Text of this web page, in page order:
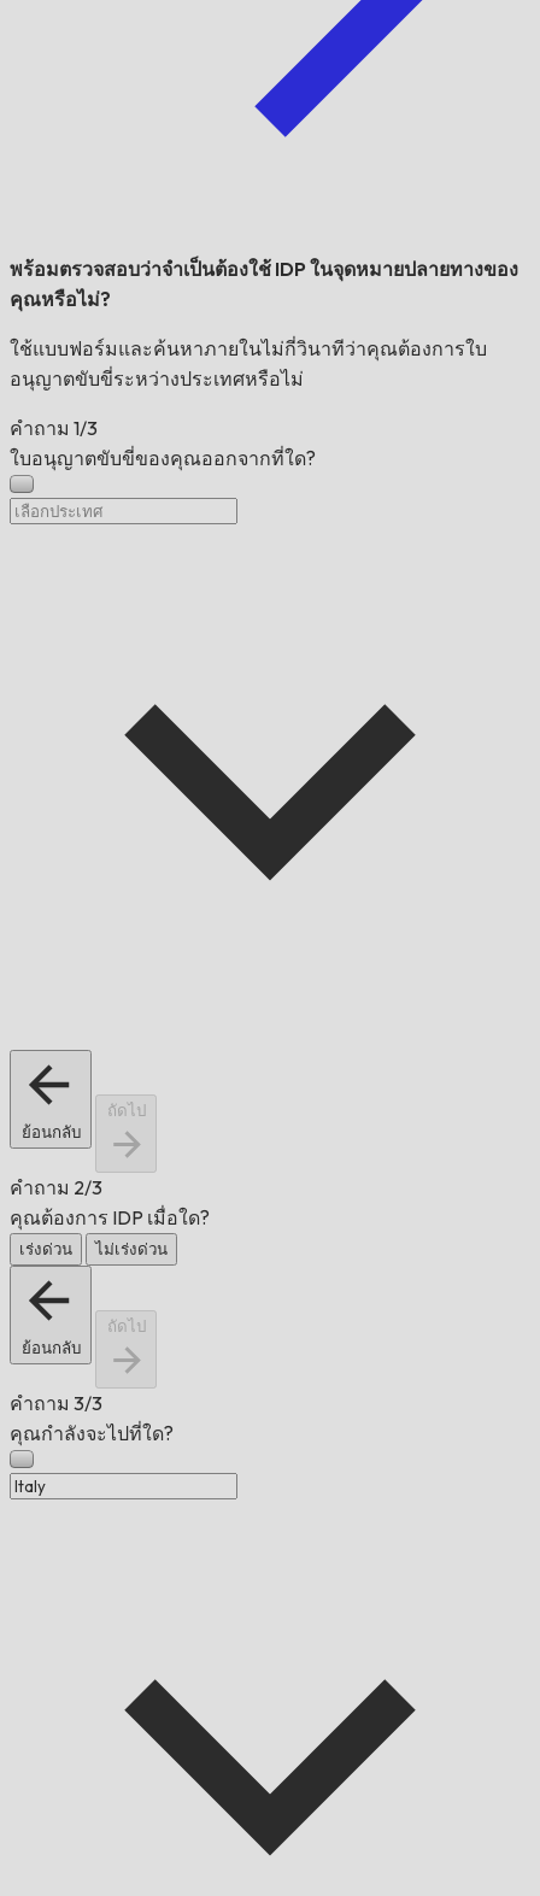
พร้อมตรวจสอบว่าจำเป็นต้องใช้ IDP ในจุดหมายปลายทางของ
คุณหรือไม่?
ใช้แบบฟอร์มและค้นหาภายในไม่กี่วินาทีว่าคุณต้องการใบ
อนุญาตขับขี่ระหว่างประเทศหรือไม่
คำถาม 1/3
ใบอนุญาตขับขี่ของคุณออกจากที่ใด?
ย้อนกลับ
ถัดไป
คำถาม 2/3
คุณต้องการ IDP เมื่อใด?
เร่งด่วน ไม่เร่งด่วน
ย้อนกลับ
ถัดไป
คำถาม 3/3
คุณกำลังจะไปที่ใด?